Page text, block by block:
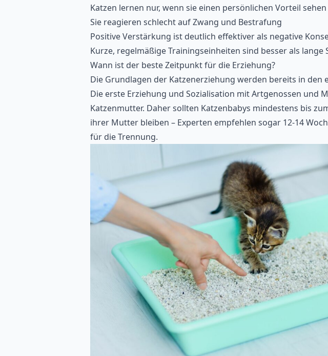
Katzen lernen nur, wenn sie einen persönlichen Vorteil sehen
Sie reagieren schlecht auf Zwang und Bestrafung
Positive Verstärkung ist deutlich effektiver als negative
Kurze, regelmäßige Trainingseinheiten sind besser als lange
Wann ist der beste Zeitpunkt für die Erziehung?
Die Grundlagen der Katzenerziehung werden bereits in den
Die erste Erziehung und Sozialisation mit Artgenossen und
Katzenmutter. Daher sollten Katzenbabys mindestens bis
ihrer Mutter bleiben – Experten empfehlen sogar 12-14
für die Trennung.